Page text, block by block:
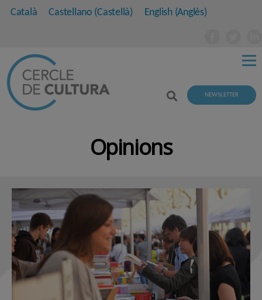
Català Castellano (Castellà) English(Anglès)
NEWSLETTER
Opinions